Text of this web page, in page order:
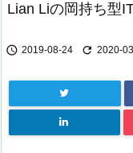
Lian Liの岡持ち型
 2019-08-24  2020-